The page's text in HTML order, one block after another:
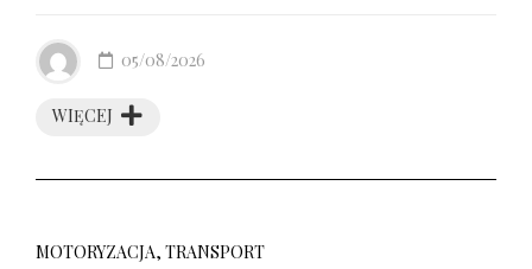
WIĘCEJ
05/08/2026
MOTORYZACJA, TRANSPORT